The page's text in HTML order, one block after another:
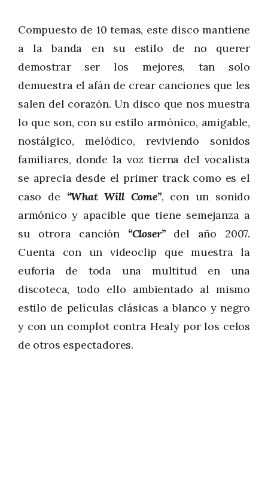
Compuesto de 10 temas, este disco mantiene
a la banda en su estilo de no querer
demostrar ser los mejores, tan solo
demuestra el afán de crear canciones que les
salen del corazón. Un disco que nos muestra
lo que son, con su estilo armónico, amigable,
nostálgico, melódico, reviviendo sonidos
familiares, donde la voz tierna del vocalista
se aprecia desde el primer track como es el
caso de “What Will Come”, con un sonido
armónico y apacible que tiene semejanza a
su otrora canción “Closer”del año 2007.
Cuenta con un videoclip que muestra la
euforia de toda una multitud en una
discoteca, todo ello ambientado al mismo
estilo de películas clásicas a blanco y negro
y con un complot contra Healy por los celos
de otros espectadores.